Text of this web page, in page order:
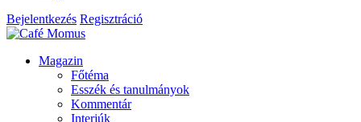
Bejelentkezés Regisztráció
Magazin
Főtéma
Esszék és tanulmányok
Kommentár
Interjúk